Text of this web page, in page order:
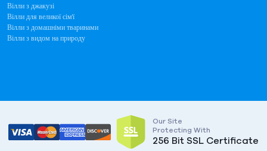
Вілли з джакузі
Вілли для великої сім'ї
Вілли з домашніми тваринами
Вілли з видом на природу
Our Site
Protecting With
256 Bit SSL Certificate